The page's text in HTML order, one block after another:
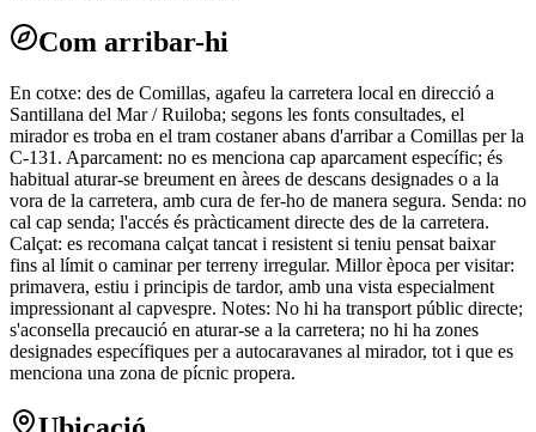
Com arribar-hi
En cotxe: des de Comillas, agafeu la carretera local en direcció a
Santillana del Mar / Ruiloba; segons les fonts consultades, el
mirador es troba en el tram costaner abans d'arribar a Comillas per la
C-131. Aparcament: no es menciona cap aparcament específic; és
habitual aturar-se breument en àrees de descans designades o a la
vora de la carretera, amb cura de fer-ho de manera segura. Senda: no
cal cap senda; l'accés és pràcticament directe des de la carretera.
Calçat: es recomana calçat tancat i resistent si teniu pensat baixar
fins al límit o caminar per terreny irregular. Millor època per visitar:
primavera, estiu i principis de tardor, amb una vista especialment
impressionant al capvespre. Notes: No hi ha transport públic directe;
s'aconsella precaució en aturar-se a la carretera; no hi ha zones
designades específiques per a autocaravanes al mirador, tot i que es
menciona una zona de pícnic propera.